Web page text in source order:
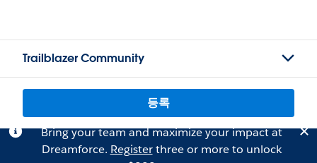
Trailblazer Community
등록
Bring your team and maximize your impact at
Dreamforce. Registerthree or more to unlock